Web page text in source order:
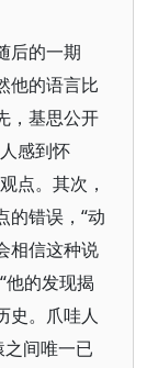
后的一期
他的语言比
，基思公开
感到怀
点。其次，
的错误，“动
相信这种说
他的发现揭
史。爪哇人
间唯一已